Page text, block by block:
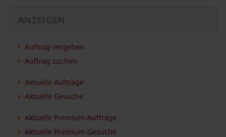
ANZEIGEN
Auftrag vergeben
Auftrag suchen
Aktuelle Aufträge
Aktuelle Gesuche
Aktuelle Premium-Aufträge
Aktuelle Premium-Gesuche